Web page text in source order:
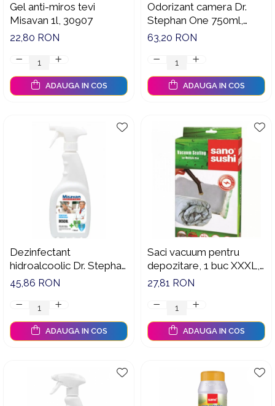
Gel anti-miros tevi
Misavan 1l, 30907
22,80 RON
ADAUGA IN COS
Odorizant camera Dr.
Stephan One 750ml,
90013324
63,20 RON
ADAUGA IN COS
Dezinfectant
hidroalcoolic Dr. Stephan
Descol 750ml,
45,86 RON
ADAUGA IN COS
Saci vacuum pentru
depozitare, 1 buc XXXL,
100x80 cm, & 1 buc L,
27,81 RON
ADAUGA IN COS